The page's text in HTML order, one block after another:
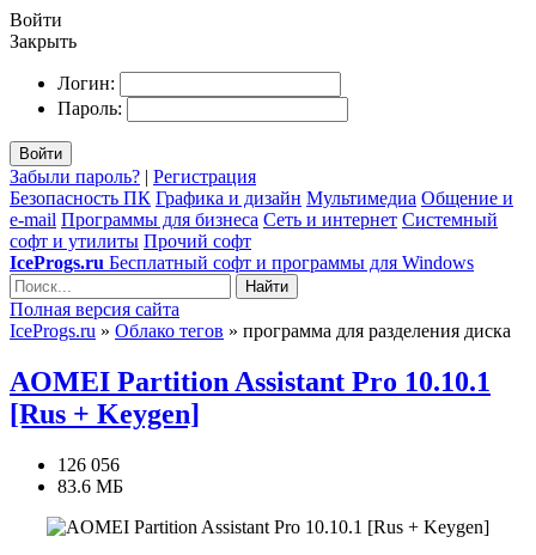
Войти
Закрыть
Логин:
Пароль:
Войти
Забыли пароль? | Регистрация
Безопасность ПК Графика и дизайн Мультимедиа Общение и
e-mail Программы для бизнеса Сеть и интернет Системный
софт и утилиты Прочий софт
IceProgs.ru Бесплатный софт и программы для Windows
Найти
Полная версия сайта
IceProgs.ru » Облако тегов » программа для разделения диска
AOMEI Partition Assistant Pro 10.10.1
[Rus + Keygen]
126 056
83.6 МБ